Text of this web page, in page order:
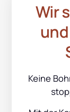
Wir
und
Keine